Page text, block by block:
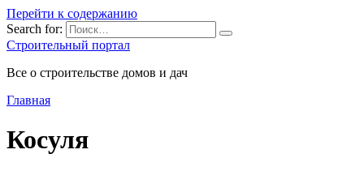
Перейти к содержанию
Search for:
Строительный портал
Все о строительстве домов и дач
Главная
Косуля